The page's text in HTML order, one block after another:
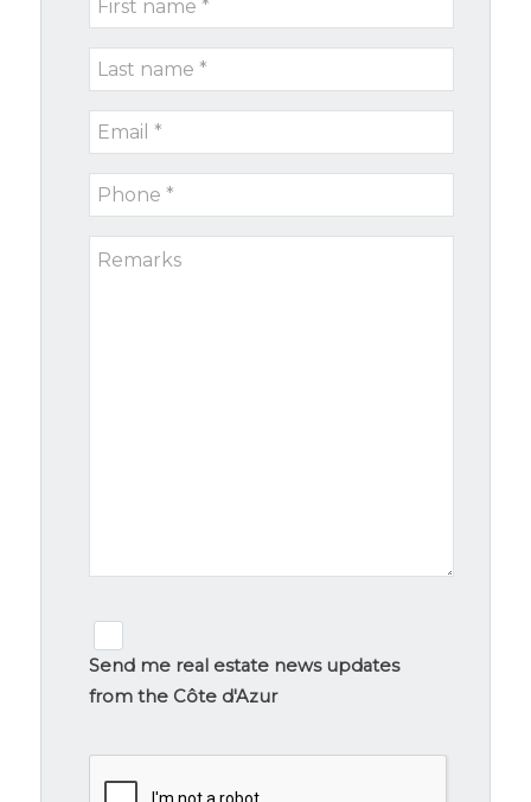
type
name
Last
name
Email
*
Phone
*
Remarks
signup
Send me real estate news updates
from the Côte d'Azur